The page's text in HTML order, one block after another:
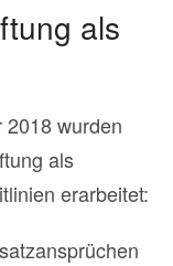
als
wurden
als
erarbeitet: